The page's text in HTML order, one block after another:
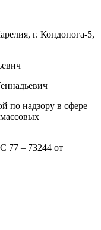
г. Кондопога-5,
по надзору в сфере
77 – 73244 от